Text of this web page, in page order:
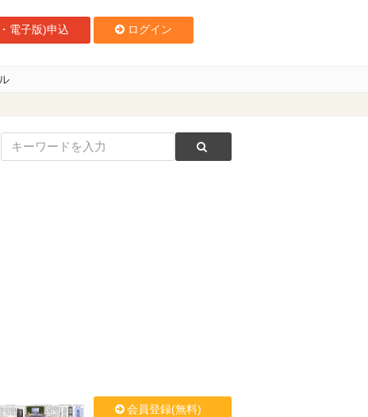
電子版)申込 ログイン
会員登録(無料)